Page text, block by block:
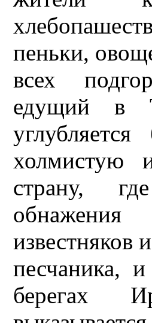
пеньки,
всех
едущий в
холмистую
страну,
обнажения
известняков
песчаника,
берегах